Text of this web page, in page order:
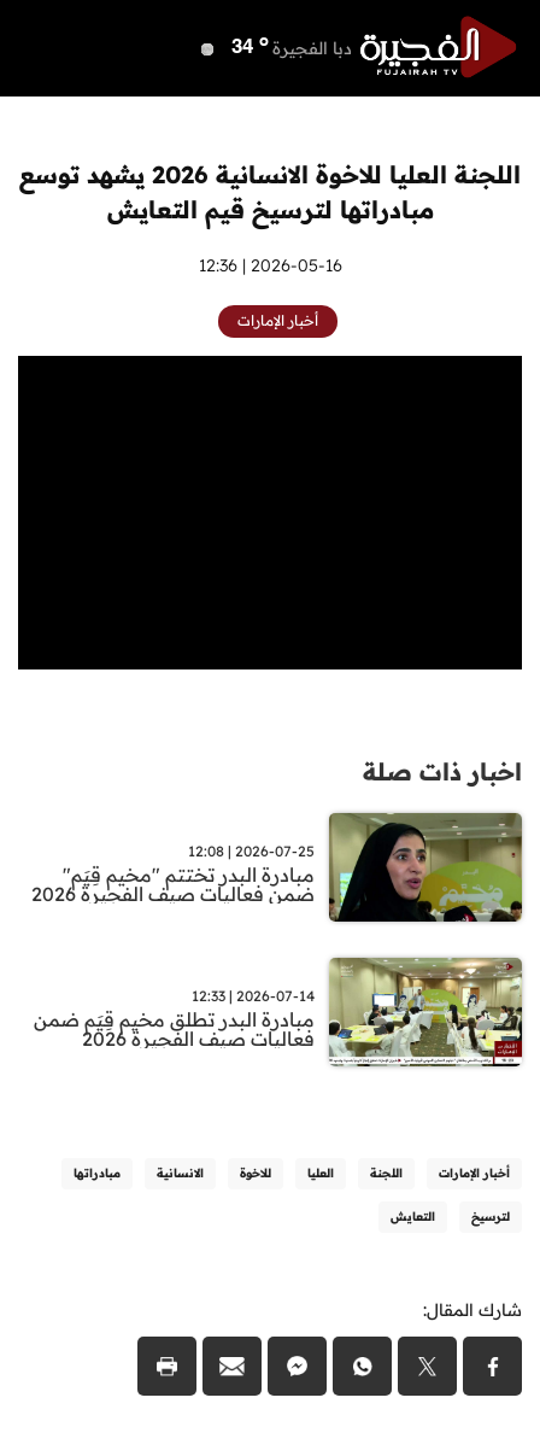
دبا الفجيرة 34 o
أم القيوين 40 o
راس الخيمة 40 o
الفجيرة 33 o
اللجنة العليا للاخوة الانسانية 2026 يشهد توسع
مبادراتها لترسيخ قيم التعايش
2026-05-16 | 12:36
أخبار الإمارات
اخبار ذات صلة
2026-07-25 | 12:08
مبادرة البدر تختتم "مخيم قِيَم"
ضمن فعاليات صيف الفجيرة 2026
2026-07-14 | 12:33
مبادرة البدر تطلق مخيم قِيَم ضمن
فعاليات صيف الفجيرة 2026
أخبار الإمارات اللجنة العليا للاخوة الانسانية مبادراتها
لترسيخ التعايش
شارك المقال: